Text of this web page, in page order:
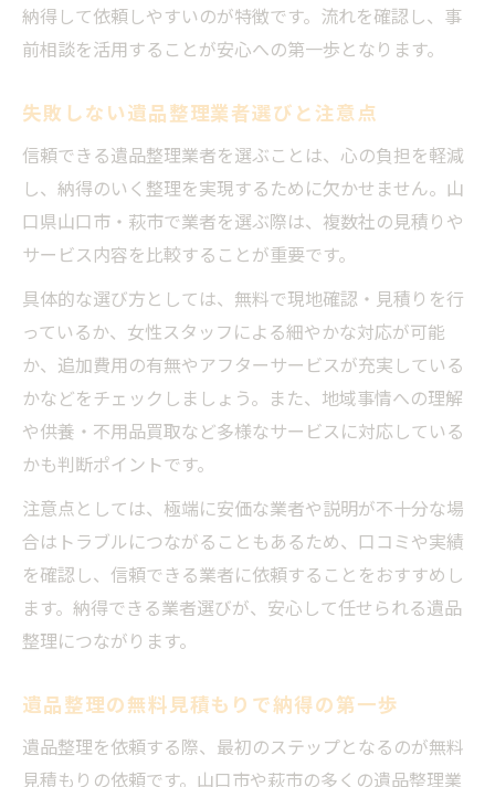
納得して依頼しやすいのが特徴です。流れを確認し、事
前相談を活用することが安心への第一歩となります。
失敗しない遺品整理業者選びと注意点
信頼できる遺品整理業者を選ぶことは、心の負担を軽減
し、納得のいく整理を実現するために欠かせません。山
口県山口市・萩市で業者を選ぶ際は、複数社の見積りや
サービス内容を比較することが重要です。
具体的な選び方としては、無料で現地確認・見積りを行
っているか、女性スタッフによる細やかな対応が可能
か、追加費用の有無やアフターサービスが充実している
かなどをチェックしましょう。また、地域事情への理解
や供養・不用品買取など多様なサービスに対応している
かも判断ポイントです。
注意点としては、極端に安価な業者や説明が不十分な場
合はトラブルにつながることもあるため、口コミや実績
を確認し、信頼できる業者に依頼することをおすすめし
ます。納得できる業者選びが、安心して任せられる遺品
整理につながります。
遺品整理の無料見積もりで納得の第一歩
遺品整理を依頼する際、最初のステップとなるのが無料
見積もりの依頼です。山口市や萩市の多くの遺品整理業